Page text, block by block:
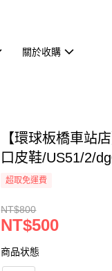
關於收購
【環球板橋車站
口皮鞋/US51/2/
超取免運費
NT$800
NT$500
商品状態